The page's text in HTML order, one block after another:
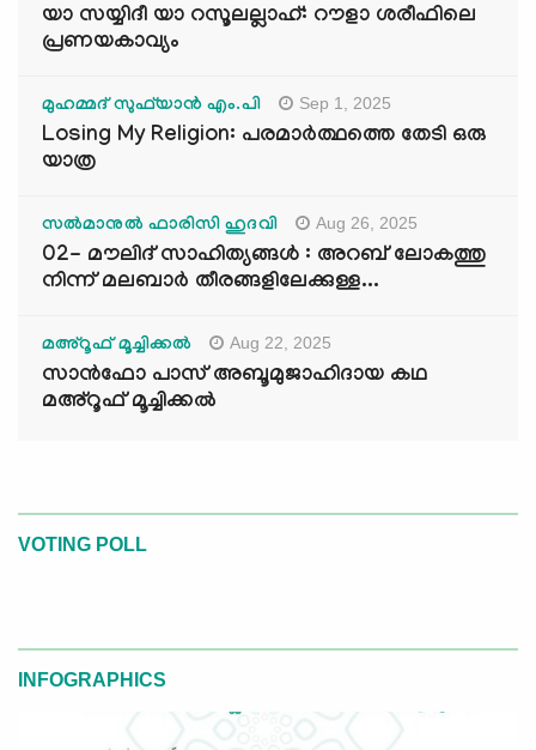
യാ സയ്യിദീ യാ റസൂലല്ലാഹ്: റൗളാ ശരീഫിലെ
പ്രണയകാവ്യം
മുഹമ്മദ് സുഫ്‌യാൻ എം.പി Sep 1, 2025
Losing My Religion: പരമാർത്ഥത്തെ തേടി ഒരു
യാത്ര
സൽമാനുൽ ഫാരിസി ഹുദവി Aug 26, 2025
02- മൗലിദ് സാഹിത്യങ്ങൾ : അറബ് ലോകത്തു
നിന്ന് മലബാർ തീരങ്ങളിലേക്കുള്ള...
മഅ്റൂഫ് മൂച്ചിക്കല്‍ Aug 22, 2025
സാൻഫോ പാസ് അബൂമുജാഹിദായ കഥ
മഅ്റൂഫ് മൂച്ചിക്കല്‍
VOTING POLL
INFOGRAPHICS